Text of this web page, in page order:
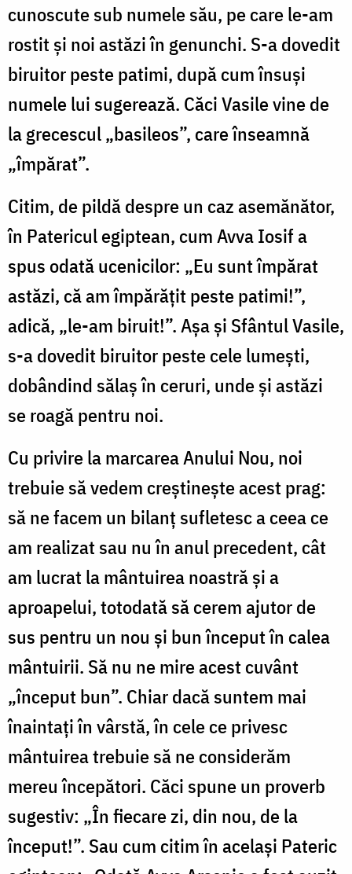
cunoscute sub numele său, pe care le-am
rostit şi noi astăzi în genunchi. S-a dovedit
biruitor peste patimi, după cum însuşi
numele lui sugerează. Căci Vasile vine de
la grecescul „basileos”, care înseamnă
„împărat”.
Citim, de pildă despre un caz asemănător,
în Patericul egiptean, cum Avva Iosif a
spus odată ucenicilor: „Eu sunt împărat
astăzi, că am împărăţit peste patimi!”,
adică, „le-am biruit!”. Aşa şi Sfântul Vasile,
s-a dovedit biruitor peste cele lumeşti,
dobândind sălaş în ceruri, unde şi astăzi
se roagă pentru noi.
Cu privire la marcarea Anului Nou, noi
trebuie să vedem creştineşte acest prag:
să ne facem un bilanţ sufletesc a ceea ce
am realizat sau nu în anul precedent, cât
am lucrat la mântuirea noastră şi a
aproapelui, totodată să cerem ajutor de
sus pentru un nou şi bun început în calea
mântuirii. Să nu ne mire acest cuvânt
„început bun”. Chiar dacă suntem mai
înaintaţi în vârstă, în cele ce privesc
mântuirea trebuie să ne considerăm
mereu începători. Căci spune un proverb
sugestiv: „În fiecare zi, din nou, de la
început!”. Sau cum citim în acelaşi Pateric